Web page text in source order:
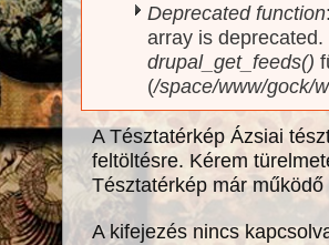
Deprecated function
array is
drupal_get_feeds()
(/space/www/gock/
A Tésztatérkép Ázsiai
feltöltésre. Kérem
Tésztatérkép már
A kifejezés nincs